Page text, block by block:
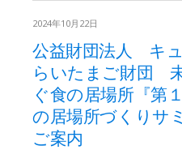
2024年10月22日
公益財団法人 キ
らいたまご財団
ぐ食の居場所『第
の居場所づくりサ
ご案内